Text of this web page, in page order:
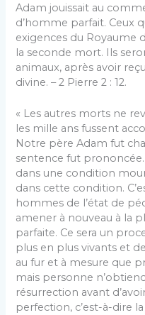
Adam jouissait au
d’homme parfait. Ceux
exigences du Royaume
la seconde mort. Ils
animaux, après avoir
divine. – 2 Pierre 2 : 12.
« Les autres morts ne
les mille ans fussent
Notre père Adam fut
sentence fut
dans une condition
dans cette condition.
hommes de l’état de
amener à nouveau à la
parfaite. Ce sera un
plus en plus vivants et
au fur et à mesure que
mais personne
résurrection avant
perfection, c’est-à-dire